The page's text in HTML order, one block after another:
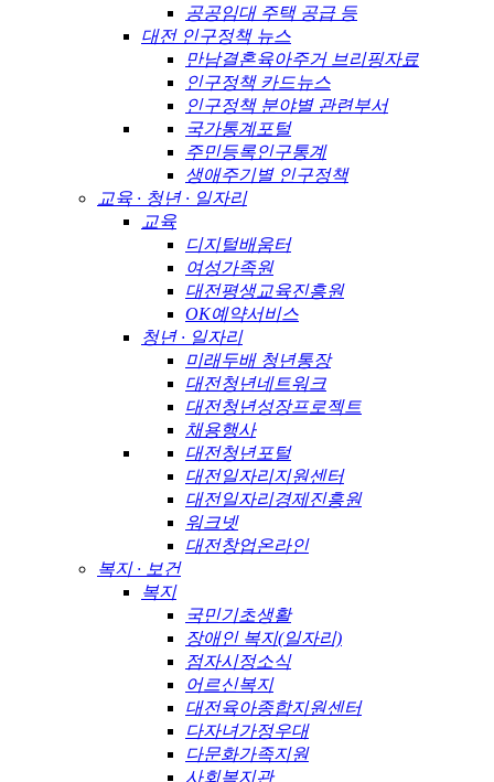
공공임대 주택 공급 등
대전 인구정책 뉴스
만남결혼육아주거 브리핑자료
인구정책 카드뉴스
인구정책 분야별 관련부서
국가통계포털
주민등록인구통계
생애주기별 인구정책
교육 · 청년 · 일자리
교육
디지털배움터
여성가족원
대전평생교육진흥원
OK예약서비스
청년 · 일자리
미래두배 청년통장
대전청년네트워크
대전청년성장프로젝트
채용행사
대전청년포털
대전일자리지원센터
대전일자리경제진흥원
워크넷
대전창업온라인
복지 · 보건
복지
국민기초생활
장애인 복지(일자리)
점자시정소식
어르신복지
대전육아종합지원센터
다자녀가정우대
다문화가족지원
사회복지관